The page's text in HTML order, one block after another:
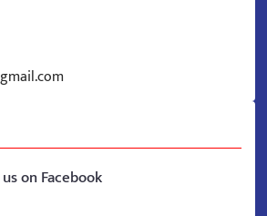
on Facebook